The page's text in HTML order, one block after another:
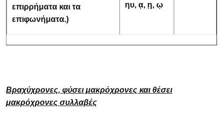
επιρρήματα και τα
επιφωνήματα.)
ηυ, ᾳ, ῃ, ῳ
Βραχύχρονες, φύσει μακρόχρονες και θέσει
μακρόχρονες συλλαβές